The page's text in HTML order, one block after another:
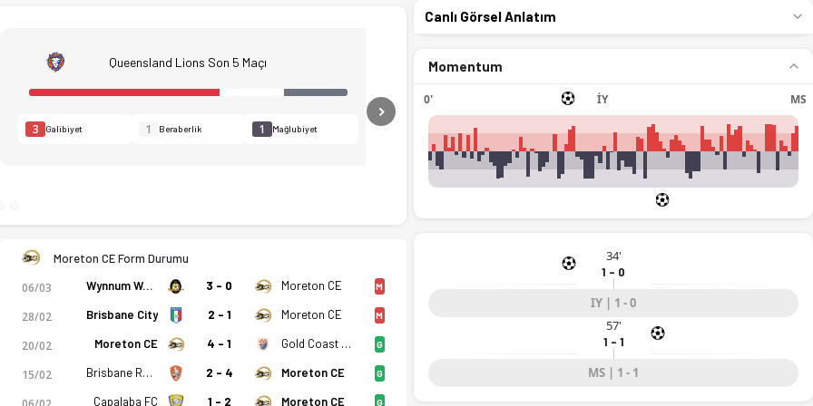
FC 2-1 Moreton City Excelsior FC bitti. Özet, kadro ve istatistikler Ofsayt'ta. (11.03.2026)
Queensland Lions Son 5 Maçı
3 Galibiyet 1 Beraberlik 1 Mağlubiyet Next
Moreton CE Form Durumu
06/03 Wynnum Wolves 3 - 0 Moreton CE M
28/02 Brisbane City 2 - 1 Moreton CE M
20/02 Moreton CE 4 - 1 Gold Coast Knights G
15/02 Brisbane Roar 2 - 4 Moreton CE G
Capalaba FC 1 - 2 Moreton CE G
Canlı Görsel Anlatım
Momentum
0' İY MS
34'
1 - 0
IY | 1 - 0
57'
1 - 1
MS | 1 - 1